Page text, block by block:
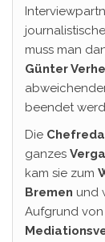
muss man
Günter
beendet
Die
ganzes
kam sie zum
Bremen und
Aufgrund